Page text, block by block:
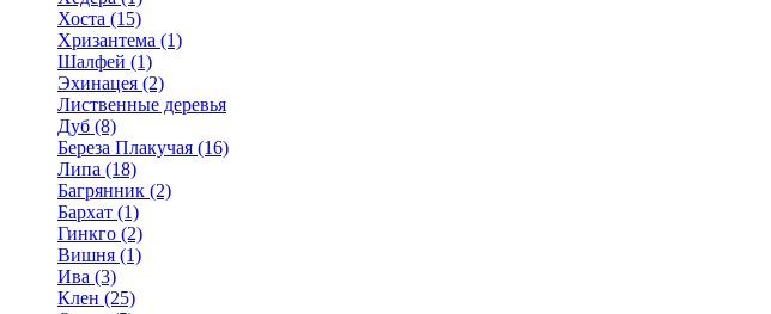
Хоста (15)
Хризантема (1)
Шалфей (1)
Эхинацея (2)
Лиственные деревья
Дуб (8)
Береза Плакучая (16)
Липа (18)
Багрянник (2)
Бархат (1)
Гинкго (2)
Вишня (1)
Ива (3)
Клен (25)